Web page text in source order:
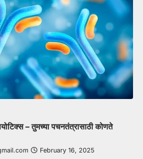
– तुमच्या पचनतंत्रासाठी कोणते
February 16, 2025